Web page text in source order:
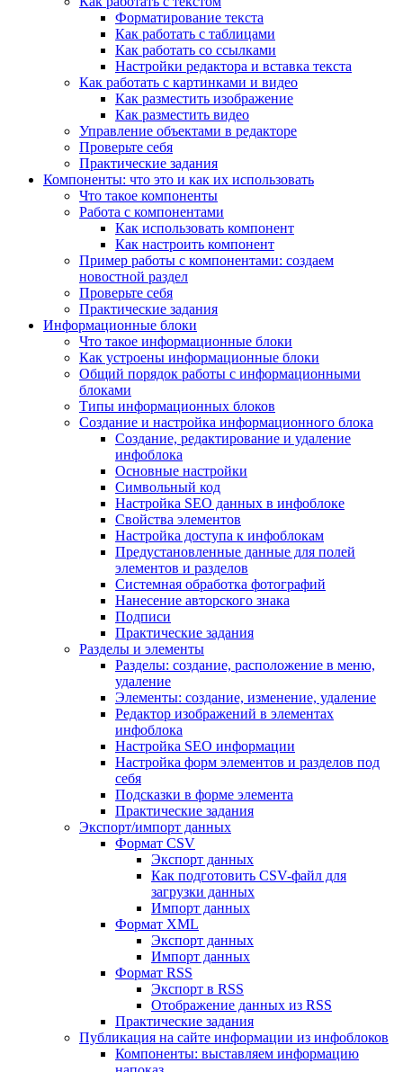
Форматирование текста
Как работать с таблицами
Как работать со ссылками
Настройки редактора и вставка текста
Как работать с картинками и видео
Как разместить изображение
Как разместить видео
Управление объектами в редакторе
Проверьте себя
Практические задания
Компоненты: что это и как их использовать
Что такое компоненты
Работа с компонентами
Как использовать компонент
Как настроить компонент
Пример работы с компонентами: создаем
новостной раздел
Проверьте себя
Практические задания
Информационные блоки
Что такое информационные блоки
Как устроены информационные блоки
Общий порядок работы с информационными
блоками
Типы информационных блоков
Создание и настройка информационного блока
Создание, редактирование и удаление
инфоблока
Основные настройки
Символьный код
Настройка SEO данных в инфоблоке
Свойства элементов
Настройка доступа к инфоблокам
Предустановленные данные для полей
элементов и разделов
Системная обработка фотографий
Нанесение авторского знака
Подписи
Практические задания
Разделы и элементы
Разделы: создание, расположение в меню,
удаление
Элементы: создание, изменение, удаление
Редактор изображений в элементах
инфоблока
Настройка SEO информации
Настройка форм элементов и разделов под
себя
Подсказки в форме элемента
Практические задания
Экспорт/импорт данных
Формат CSV
Экспорт данных
Как подготовить CSV-файл для
загрузки данных
Импорт данных
Формат XML
Экспорт данных
Импорт данных
Формат RSS
Экспорт в RSS
Отображение данных из RSS
Практические задания
Публикация на сайте информации из инфоблоков
Компоненты: выставляем информацию